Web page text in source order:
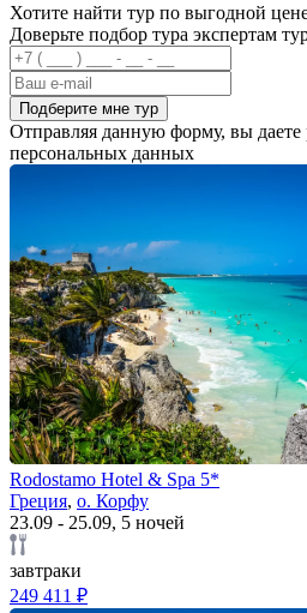
Хотите найти тур по выгодной
Доверьте подбор тура экспертам
Подберите мне тур
Отправляя данную форму, вы даете
персональных данных
Rodostamo Hotel & Spa 5*
Греция, о. Корфу
23.09 - 25.09, 5 ночей
завтраки
249 411 ₽